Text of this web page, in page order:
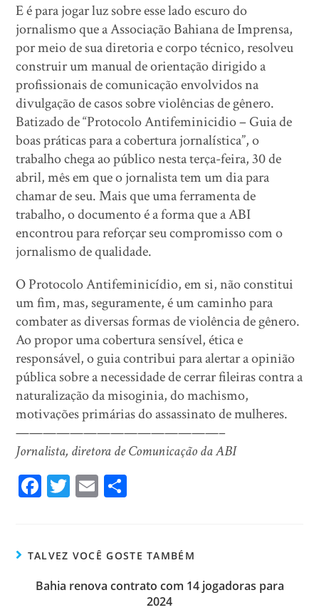
E é para jogar luz sobre esse lado escuro do
jornalismo que a Associação Bahiana de Imprensa,
por meio de sua diretoria e corpo técnico, resolveu
construir um manual de orientação dirigido a
profissionais de comunicação envolvidos na
divulgação de casos sobre violências de gênero.
Batizado de “Protocolo Antifeminicidio – Guia de
boas práticas para a cobertura jornalística”, o
trabalho chega ao público nesta terça-feira, 30 de
abril, mês em que o jornalista tem um dia para
chamar de seu. Mais que uma ferramenta de
trabalho, o documento é a forma que a ABI
encontrou para reforçar seu compromisso com o
jornalismo de qualidade.
O Protocolo Antifeminicídio, em si, não constitui
um fim, mas, seguramente, é um caminho para
combater as diversas formas de violência de gênero.
Ao propor uma cobertura sensível, ética e
responsável, o guia contribui para alertar a opinião
pública sobre a necessidade de cerrar fileiras contra a
naturalização da misoginia, do machismo,
motivações primárias do assassinato de mulheres.
———————————————–
Jornalista, diretora de Comunicação da ABI
Fa
ok
T
er
E
TALVEZ VOCÊ GOSTE TAMBÉM
Bahia renova contrato com 14 jogadoras para
2024